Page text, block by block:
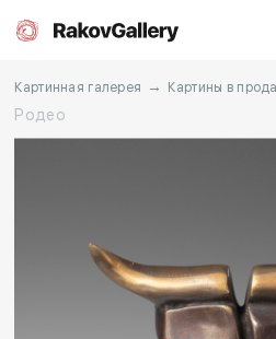
CN
Картинная галерея → Картины в
Родео